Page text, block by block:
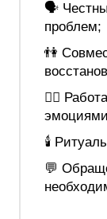
🗣️
проблем;
👫
🧘‍♂️
🕯️
💬